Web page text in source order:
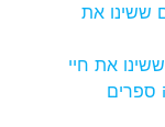
ששינו את
את חיי
ספרים